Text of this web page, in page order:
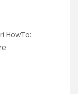
HowTo: